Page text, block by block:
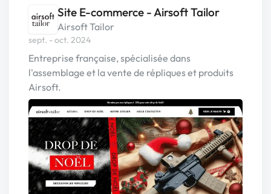
Site E-commerce - Airsoft Tailor
Airsoft Tailor
sept. - oct. 2024
Entreprise française, spécialisée dans
l'assemblage et la vente de répliques et produits
Airsoft.